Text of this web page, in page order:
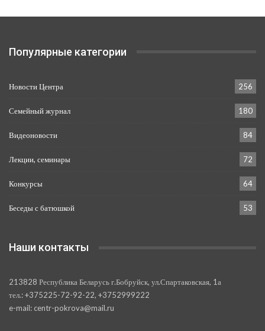
Популярные категории
Новости Центра 256
Семейный журнал 180
Видеоновости 84
Лекции, семинары 72
Конкурсы 64
Беседы с батюшкой 53
Наши контакты
213828 Республика Беларусь г.Бобруйск, ул.Спартаковская, 1а
тел.: +375225-72-92-22, +3752999222
e-mail: centr-pokrova@mail.ru